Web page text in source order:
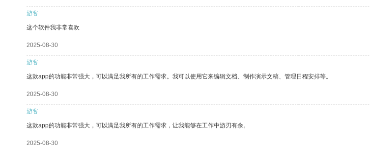
游客
这个软件我非常喜欢
2025-08-30
游客
这款app的功能非常强大，可以满足我所有的工作需求。我可以使用它来编辑文档、制作演示文稿、管理日程安排等。
2025-08-30
游客
这款app的功能非常强大，可以满足我所有的工作需求，让我能够在工作中游刃有余。
2025-08-30